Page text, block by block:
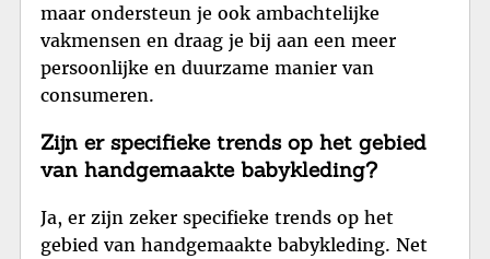
maar ondersteun je ook ambachtelijke
vakmensen en draag je bij aan een meer
persoonlijke en duurzame manier van
consumeren.
Zijn er specifieke trends op het gebied
van handgemaakte babykleding?
Ja, er zijn zeker specifieke trends op het
gebied van handgemaakte babykleding. Net